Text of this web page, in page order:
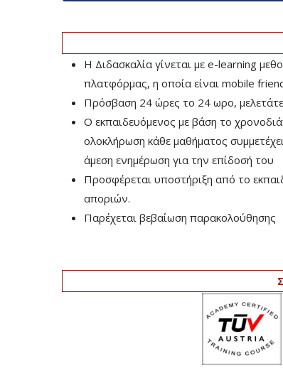
Η Διδασκαλία γίνεται με e-learning
πλατφόρμας, η οποία είναι mobile
Πρόσβαση 24 ώρες το 24 ωρο,
Ο εκπαιδευόμενος με βάση το
ολοκλήρωση κάθε μαθήματος
άμεση ενημέρωση για την επίδοσή του
Προσφέρεται υποστήριξη από το
αποριών.
Παρέχεται βεβαίωση παρακολούθησης